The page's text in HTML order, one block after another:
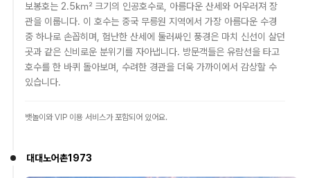
보봉호는 2.5㎢ 크기의 인공호수로, 아름다운 산세와 어우러져 장
관을 이룹니다. 이 호수는 중국 무릉원 지역에서 가장 아름다운 수경
중 하나로 손꼽히며, 험난한 산세에 둘러싸인 풍경은 마치 신선이 살던
곳과 같은 신비로운 분위기를 자아냅니다. 방문객들은 유람선을 타고
호수를 한 바퀴 돌아보며, 수려한 경관을 더욱 가까이에서 감상할 수
있습니다.
뱃놀이와 VIP 이용 서비스가 포함되어 있어요.
대대노어촌1973